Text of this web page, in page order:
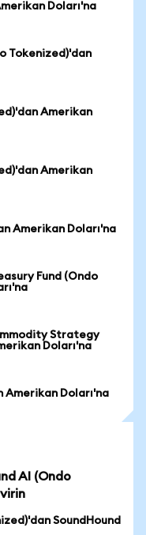
Doları'na
Tokenized)'dan
Amerikan
Amerikan
Amerikan Doları'na
Fund (Ondo
Strategy
Doları'na
Amerikan Doları'na
AI (Ondo
SoundHound